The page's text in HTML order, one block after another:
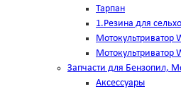
Тарпан
1.Резина для
Мотокультриватор
Мотокультриватор
Запчасти для Бензопил,
Аксессуары